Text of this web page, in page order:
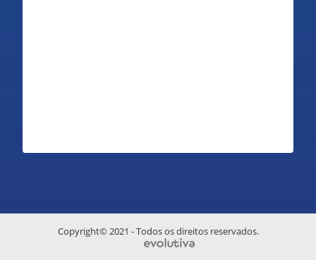
Copyright© 2021 - Todos os direitos reservados.